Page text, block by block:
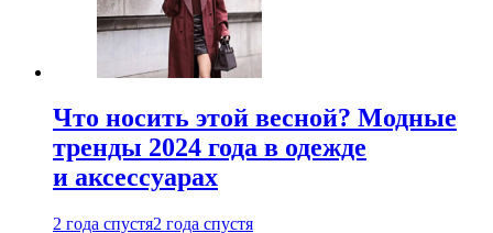
Что носить этой весной? Модные
тренды 2024 года в одежде
и аксессуарах
2 года спустя2 года спустя